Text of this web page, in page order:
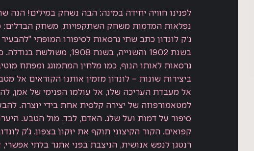
לפנינו חוויה יחידה במינה: הבה נשחק במילים! הנה
נפלאות המדמות משחק השתקפויות, משחק הבדלים:
ג׳ק לונדון כתב שתי גרסאות לסיפורו המופתי
בשנת 1902 והשנייה, בשנת 1908,
גרסאות לאותו הנוף, כמו מלחין המתמוגג ומפתח
ביצירות שונות – לונדון מזמין אותנו הקוראים אל
אל מעבדת העריכה שלו, אל עולמו הפנימי של אמן,
למטאמורפוזה של יצירה קלסית אחת בידי יוצרה.
סיפור על דמות ועל שלג. האדם, לבד, מול הטבע.
קפואים. הקור הקיצוני תוקף את יוּקוןֹ בצפון. ג'ק
רנטגן לנפש אנושית, הניצבת בפני אתגר בלתי